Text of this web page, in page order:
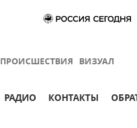
ПРОИСШЕСТВИЯ ВИЗУАЛ
РАДИО КОНТАКТЫ